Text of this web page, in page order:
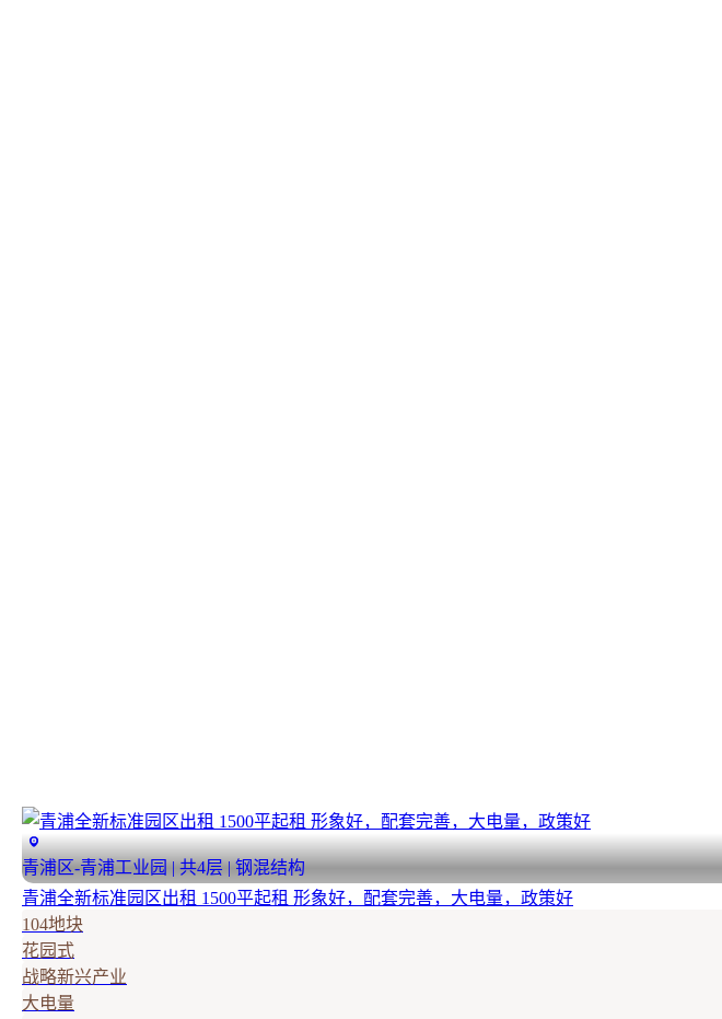
青浦区-青浦工业园 | 共4层 | 钢混结构
青浦全新标准园区出租 1500平起租 形象好，配套完善，大电量，政策好
104地块
花园式
战略新兴产业
大电量